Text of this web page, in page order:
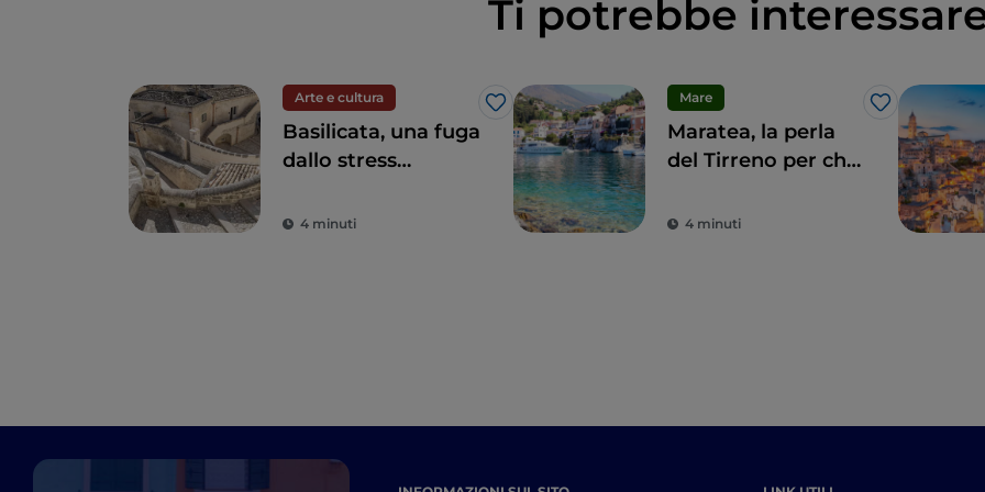
Ti potrebbe
Arte e cultura
Like
Basilicata, una fuga
dallo stress
riscoperta della
4 minuti
Mare
Like
Maratea, la perla
del Tirreno per chi
4 minuti